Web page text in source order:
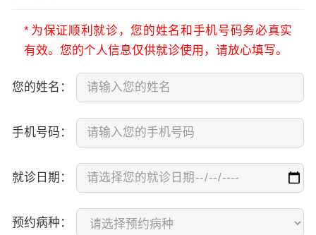
* 为保证顺利就诊，您的姓名和手机号码务必真实
有效。您的个人信息仅供就诊使用，请放心填写。
您的姓名：
手机号码：
就诊日期：
预约病种：